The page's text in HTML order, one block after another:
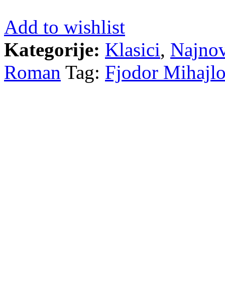
Add to wishlist
Kategorije: Klasici,
Roman Tag: Fjodor